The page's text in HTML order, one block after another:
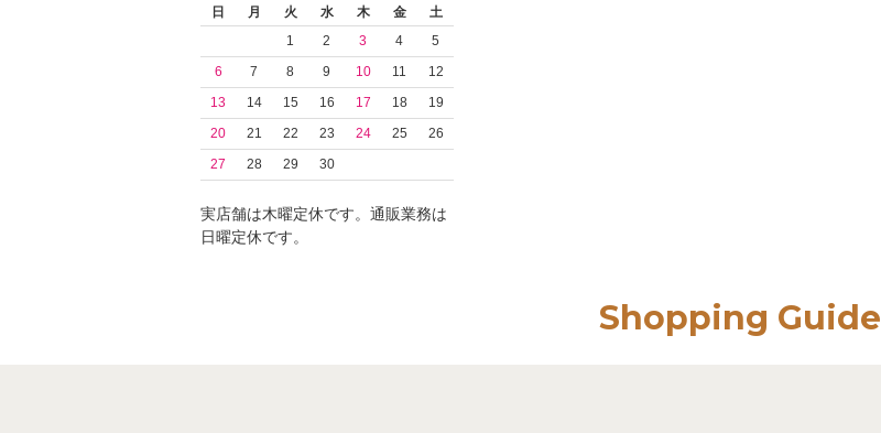
日
月 火 水 木 金
土
1
2 3 4
5
6
7 8 9 10 11
12
13
14 15 16 17 18
19
20
21 22 23 24 25
26
27
28 29 30
実店舗は木曜定休です。通販業務は
日曜定休です。
Shopping Guide